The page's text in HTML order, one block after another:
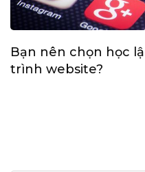
Bạn nên chọn học
trình website?